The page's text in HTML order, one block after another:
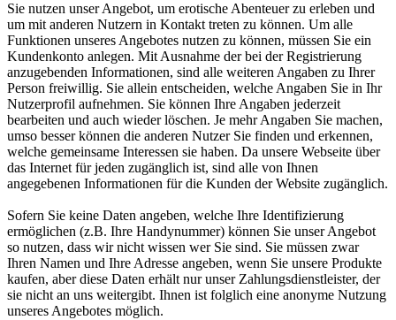
Sie nutzen unser Angebot, um erotische Abenteuer zu erleben und
um mit anderen Nutzern in Kontakt treten zu können. Um alle
Funktionen unseres Angebotes nutzen zu können, müssen Sie ein
Kundenkonto anlegen. Mit Ausnahme der bei der Registrierung
anzugebenden Informationen, sind alle weiteren Angaben zu Ihrer
Person freiwillig. Sie allein entscheiden, welche Angaben Sie in Ihr
Nutzerprofil aufnehmen. Sie können Ihre Angaben jederzeit
bearbeiten und auch wieder löschen. Je mehr Angaben Sie machen,
umso besser können die anderen Nutzer Sie finden und erkennen,
welche gemeinsame Interessen sie haben. Da unsere Webseite über
das Internet für jeden zugänglich ist, sind alle von Ihnen
angegebenen Informationen für die Kunden der Website zugänglich.
Sofern Sie keine Daten angeben, welche Ihre Identifizierung
ermöglichen (z.B. Ihre Handynummer) können Sie unser Angebot
so nutzen, dass wir nicht wissen wer Sie sind. Sie müssen zwar
Ihren Namen und Ihre Adresse angeben, wenn Sie unsere Produkte
kaufen, aber diese Daten erhält nur unser Zahlungsdienstleister, der
sie nicht an uns weitergibt. Ihnen ist folglich eine anonyme Nutzung
unseres Angebotes möglich.